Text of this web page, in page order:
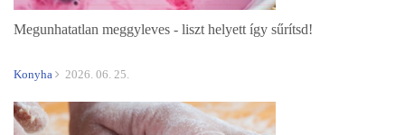
Megunhatatlan meggyleves - liszt helyett így sűrítsd!
Konyha 2026. 06. 25.